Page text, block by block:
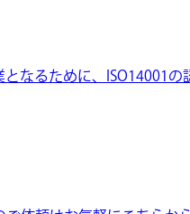
なるために、ISO14001の